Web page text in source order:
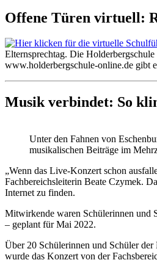
Offene Türen virtuell:
Elternsprechtag. Die
www.holderbergschule-online.de gibt
Musik verbindet: So
Unter den Fahnen von
musikalischen Beiträge im
„Wenn das Live-Konzert schon
Fachbereichsleiterin Beate Czymek.
Internet zu finden.
Mitwirkende waren Schülerinnen und
– geplant für Mai 2022.
Über 20 Schülerinnen und Schüler
wurde das Konzert von der